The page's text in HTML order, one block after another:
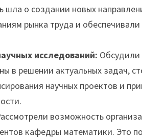
шла о создании новых
рынка труда и
исследований: Обсудили
в решении актуальных задач,
научных проектов и
возможность
кафедры математики. Это